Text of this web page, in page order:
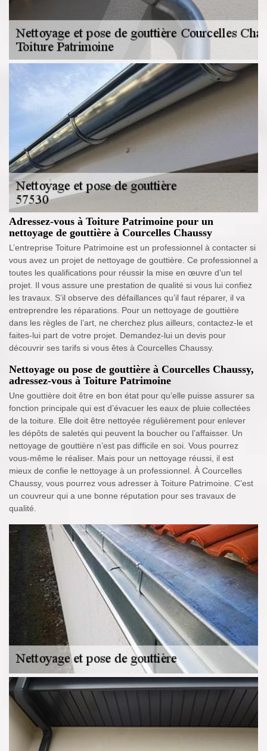
Adressez-vous à Toiture Patrimoine pour un
nettoyage de gouttière à Courcelles Chaussy
L’entreprise Toiture Patrimoine est un professionnel à contacter si
vous avez un projet de nettoyage de gouttière. Ce professionnel a
toutes les qualifications pour réussir la mise en œuvre d’un tel
projet. Il vous assure une prestation de qualité si vous lui confiez
les travaux. S’il observe des défaillances qu’il faut réparer, il va
entreprendre les réparations. Pour un nettoyage de gouttière
dans les règles de l’art, ne cherchez plus ailleurs, contactez-le et
faites-lui part de votre projet. Demandez-lui un devis pour
découvrir ses tarifs si vous êtes à Courcelles Chaussy.
Nettoyage ou pose de gouttière à Courcelles Chaussy,
adressez-vous à Toiture Patrimoine
Une gouttière doit être en bon état pour qu’elle puisse assurer sa
fonction principale qui est d’évacuer les eaux de pluie collectées
de la toiture. Elle doit être nettoyée régulièrement pour enlever
les dépôts de saletés qui peuvent la boucher ou l’affaisser. Un
nettoyage de gouttière n’est pas difficile en soi. Vous pourrez
vous-même le réaliser. Mais pour un nettoyage réussi, il est
mieux de confie le nettoyage à un professionnel. À Courcelles
Chaussy, vous pourrez vous adresser à Toiture Patrimoine. C’est
un couvreur qui a une bonne réputation pour ses travaux de
qualité.